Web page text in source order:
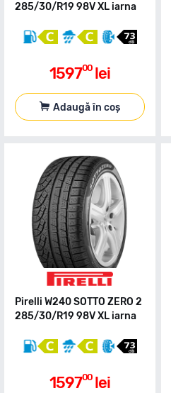
285/30/R19 98V XL iarna
159700 lei
Adaugă în coș
Pirelli W240 SOTTO ZERO 2
285/30/R19 98V XL iarna
159700 lei